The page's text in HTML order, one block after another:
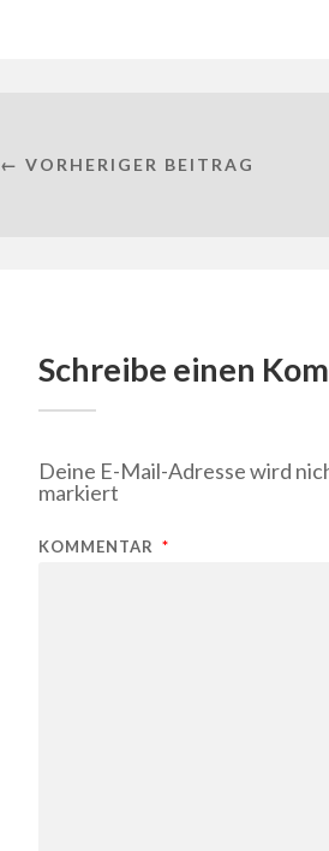
← VORHERIGER BEITRAG
Schreibe einen
Deine E-Mail-Adresse wird
markiert
KOMMENTAR *